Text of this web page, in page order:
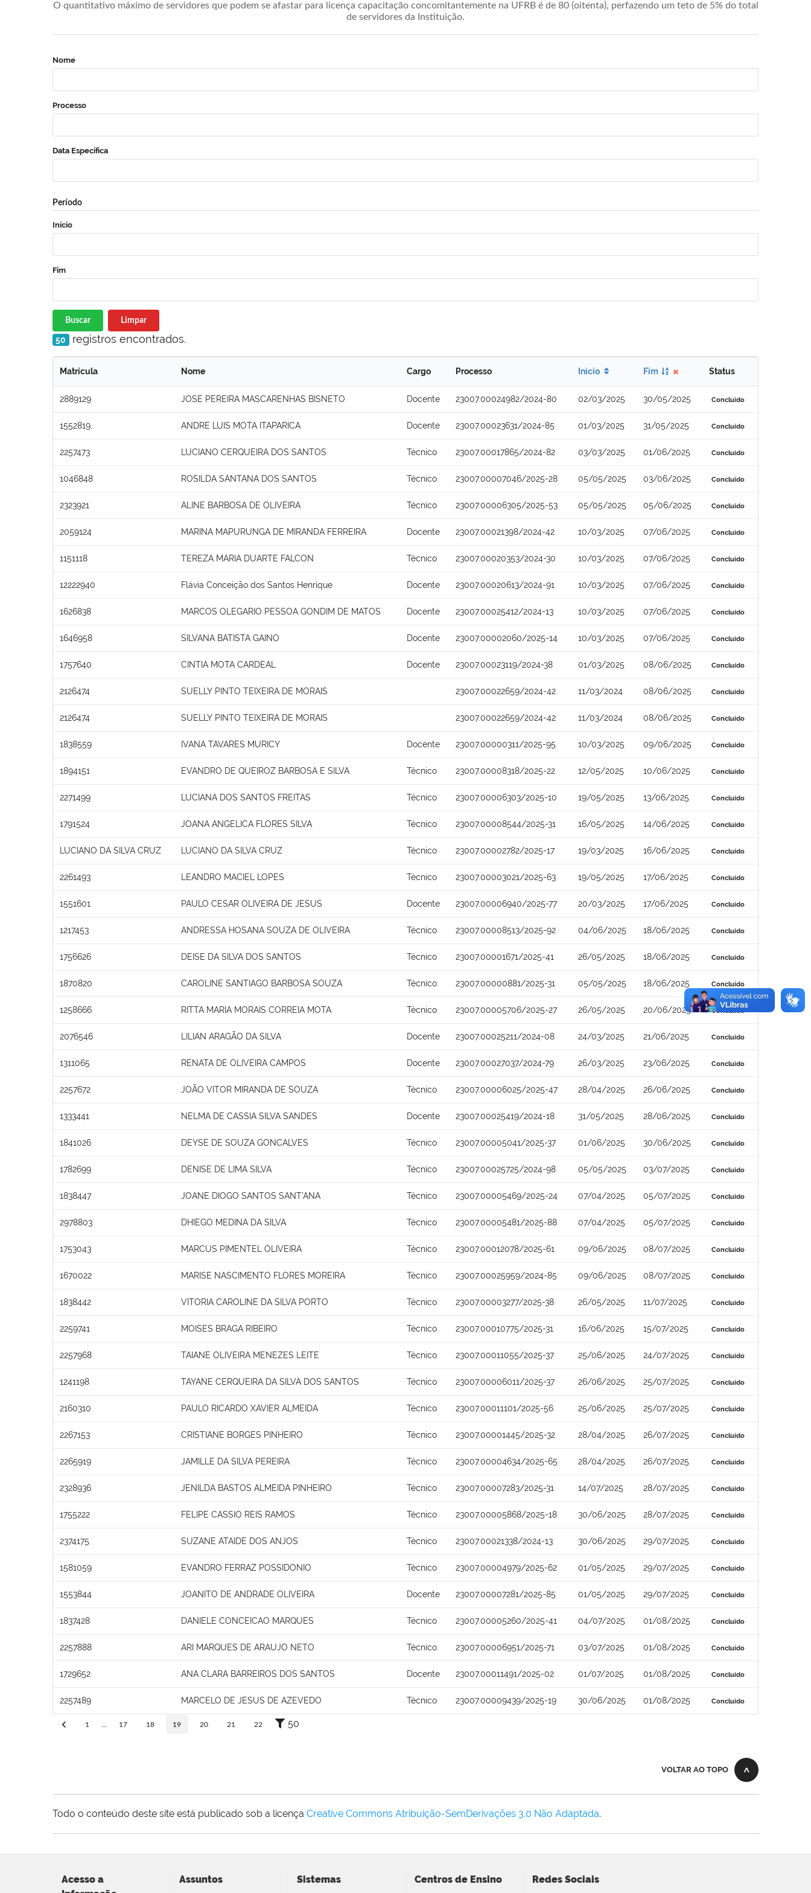
O quantitativo máximo de servidores que podem se afastar para licença capacitação concomitantemente na UFRB é de 80 (oitenta), perfazendo um teto de 5% do total
de servidores da Instituição.
Nome
Processo
Data Específica
Período
Início
Fim
Buscar Limpar
50 registros encontrados.
Matrícula Nome Cargo Processo Início Fim Status
2889129 JOSE PEREIRA MASCARENHAS BISNETO Docente 23007.00024982/2024-80 02/03/2025 30/05/2025 Concluído
1552819, ANDRE LUIS MOTA ITAPARICA Docente 23007.00023631/2024-85 01/03/2025 31/05/2025 Concluído
2257473 LUCIANO CERQUEIRA DOS SANTOS Técnico 23007.00017865/2024-82 03/03/2025 01/06/2025 Concluído
1046848 ROSILDA SANTANA DOS SANTOS Técnico 23007.00007046/2025-28 05/05/2025 03/06/2025 Concluído
2323921 ALINE BARBOSA DE OLIVEIRA Técnico 23007.00006305/2025-53 05/05/2025 05/06/2025 Concluído
2059124 MARINA MAPURUNGA DE MIRANDA FERREIRA Docente 23007.00021398/2024-42 10/03/2025 07/06/2025 Concluído
1151118 TEREZA MARIA DUARTE FALCON Técnico 23007.00020353/2024-30 10/03/2025 07/06/2025 Concluído
12222940 Flávia Conceição dos Santos Henrique Docente 23007.00020613/2024-91 10/03/2025 07/06/2025 Concluído
1626838 MARCOS OLEGARIO PESSOA GONDIM DE MATOS Docente 23007.00025412/2024-13 10/03/2025 07/06/2025 Concluído
1646958 SILVANA BATISTA GAINO Docente 23007.00002060/2025-14 10/03/2025 07/06/2025 Concluído
1757640 CINTIA MOTA CARDEAL Docente 23007.00023119/2024-38 01/03/2025 08/06/2025 Concluído
2126474 SUELLY PINTO TEIXEIRA DE MORAIS 23007.00022659/2024-42 11/03/2024 08/06/2025 Concluído
2126474 SUELLY PINTO TEIXEIRA DE MORAIS 23007.00022659/2024-42 11/03/2024 08/06/2025 Concluído
1838559 IVANA TAVARES MURICY Docente 23007.00000311/2025-95 10/03/2025 09/06/2025 Concluído
1894151 EVANDRO DE QUEIROZ BARBOSA E SILVA Técnico 23007.00008318/2025-22 12/05/2025 10/06/2025 Concluído
2271499 LUCIANA DOS SANTOS FREITAS Técnico 23007.00006303/2025-10 19/05/2025 13/06/2025 Concluído
1791524 JOANA ANGELICA FLORES SILVA Técnico 23007.00008544/2025-31 16/05/2025 14/06/2025 Concluído
LUCIANO DA SILVA CRUZ LUCIANO DA SILVA CRUZ Técnico 23007.00002782/2025-17 19/03/2025 16/06/2025 Concluído
2261493 LEANDRO MACIEL LOPES Técnico 23007.00003021/2025-63 19/05/2025 17/06/2025 Concluído
1551601 PAULO CESAR OLIVEIRA DE JESUS Docente 23007.00006940/2025-77 20/03/2025 17/06/2025 Concluído
1217453 ANDRESSA HOSANA SOUZA DE OLIVEIRA Técnico 23007.00008513/2025-92 04/06/2025 18/06/2025 Concluído
1756626 DEISE DA SILVA DOS SANTOS Técnico 23007.00001671/2025-41 26/05/2025 18/06/2025 Concluído
1870820 CAROLINE SANTIAGO BARBOSA SOUZA Técnico 23007.00000881/2025-31 05/05/2025 18/06/2025 Concluído
1258666 RITTA MARIA MORAIS CORREIA MOTA Técnico 23007.00005706/2025-27 26/05/2025 20/06/2025 Concluído
2076546 LILIAN ARAGÃO DA SILVA Docente 23007.00025211/2024-08 24/03/2025 21/06/2025 Concluído
1311065 RENATA DE OLIVEIRA CAMPOS Docente 23007.00027037/2024-79 26/03/2025 23/06/2025 Concluído
2257672 JOÃO VITOR MIRANDA DE SOUZA Técnico 23007.00006025/2025-47 28/04/2025 26/06/2025 Concluído
1333441 NELMA DE CASSIA SILVA SANDES Docente 23007.00025419/2024-18 31/05/2025 28/06/2025 Concluído
1841026 DEYSE DE SOUZA GONCALVES Técnico 23007.00005041/2025-37 01/06/2025 30/06/2025 Concluído
1782699 DENISE DE LIMA SILVA Técnico 23007.00025725/2024-98 05/05/2025 03/07/2025 Concluído
1838447 JOANE DIOGO SANTOS SANT'ANA Técnico 23007.00005469/2025-24 07/04/2025 05/07/2025 Concluído
2978803 DHIEGO MEDINA DA SILVA Técnico 23007.00005481/2025-88 07/04/2025 05/07/2025 Concluído
1753043 MARCUS PIMENTEL OLIVEIRA Técnico 23007.00012078/2025-61 09/06/2025 08/07/2025 Concluído
1670022 MARISE NASCIMENTO FLORES MOREIRA Técnico 23007.00025959/2024-85 09/06/2025 08/07/2025 Concluído
1838442 VITORIA CAROLINE DA SILVA PORTO Técnico 23007.00003277/2025-38 26/05/2025 11/07/2025 Concluído
2259741 MOISES BRAGA RIBEIRO Técnico 23007.00010775/2025-31 16/06/2025 15/07/2025 Concluído
2257968 TAIANE OLIVEIRA MENEZES LEITE Técnico 23007.00011055/2025-37 25/06/2025 24/07/2025 Concluído
1241198 TAYANE CERQUEIRA DA SILVA DOS SANTOS Técnico 23007.00006011/2025-37 26/06/2025 25/07/2025 Concluído
2160310 PAULO RICARDO XAVIER ALMEIDA Técnico 23007.00011101/2025-56 25/06/2025 25/07/2025 Concluído
2267153 CRISTIANE BORGES PINHEIRO Técnico 23007.00001445/2025-32 28/04/2025 26/07/2025 Concluído
2265919 JAMILLE DA SILVA PEREIRA Técnico 23007.00004634/2025-65 28/04/2025 26/07/2025 Concluído
2328936 JENILDA BASTOS ALMEIDA PINHEIRO Técnico 23007.00007283/2025-31 14/07/2025 28/07/2025 Concluído
1755222 FELIPE CASSIO REIS RAMOS Técnico 23007.00005868/2025-18 30/06/2025 28/07/2025 Concluído
2374175 SUZANE ATAIDE DOS ANJOS Técnico 23007.00021338/2024-13 30/06/2025 29/07/2025 Concluído
1581059 EVANDRO FERRAZ POSSIDONIO Técnico 23007.00004979/2025-62 01/05/2025 29/07/2025 Concluído
1553844 JOANITO DE ANDRADE OLIVEIRA Docente 23007.00007281/2025-85 01/05/2025 29/07/2025 Concluído
1837428 DANIELE CONCEICAO MARQUES Técnico 23007.00005260/2025-41 04/07/2025 01/08/2025 Concluído
2257888 ARI MARQUES DE ARAUJO NETO Técnico 23007.00006951/2025-71 03/07/2025 01/08/2025 Concluído
1729652 ANA CLARA BARREIROS DOS SANTOS Docente 23007.00011491/2025-02 01/07/2025 01/08/2025 Concluído
2257489 MARCELO DE JESUS DE AZEVEDO Técnico 23007.00009439/2025-19 30/06/2025 01/08/2025 Concluído
1 17 18 19 20 21 22 50
VOLTAR AO TOPO
Todo o conteúdo deste site está publicado sob a licença Creative Commons Atribuição-SemDerivações 3.0 Não Adaptada.
Acesso a
Assuntos Sistemas Centros de Ensino Redes Sociais